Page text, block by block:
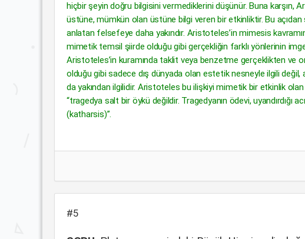
hiçbir şeyin doğru bilgisini vermediklerini düşünür. Buna karşın,
üstüne, mümkün olan üstüne bilgi veren bir etkinliktir. Bu
anlatan felsefeye daha yakındır. Aristoteles’in mimesis
mimetik temsil şiirde olduğu gibi gerçekliğin farklı yönlerinin
Aristoteles’in kuramında taklit veya benzetme gerçeklikten ve
olduğu gibi sadece dış dünyada olan estetik nesneyle ilgili
da yakından ilgilidir. Aristoteles bu ilişkiyi mimetik bir etkinlik
“tragedya salt bir öykü değildir. Tragedyanın ödevi,
(katharsis)”.
#5